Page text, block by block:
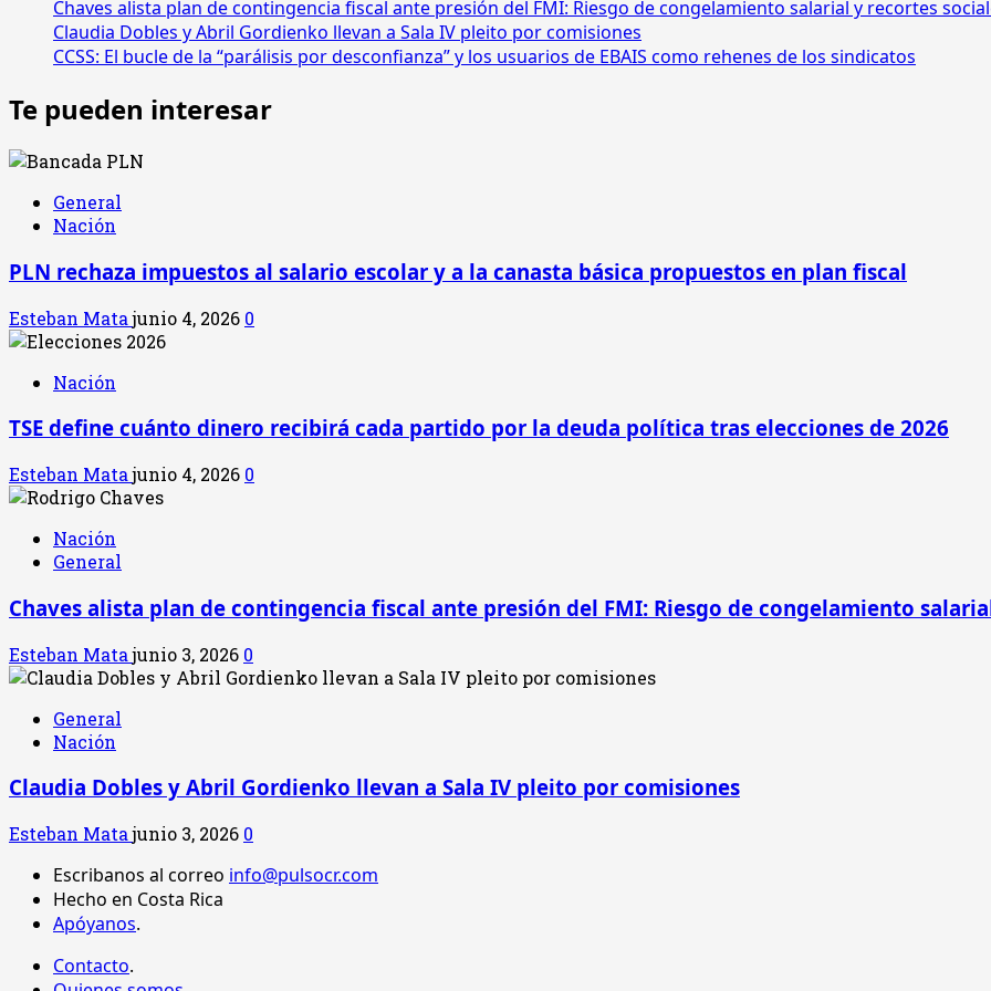
Chaves alista plan de contingencia fiscal ante presión del FMI: Riesgo de congelamiento salarial y recortes
Claudia Dobles y Abril Gordienko llevan a Sala IV pleito por comisiones
CCSS: El bucle de la “parálisis por desconfianza” y los usuarios de EBAIS como rehenes de los sindicatos
Te pueden interesar
General
Nación
PLN rechaza impuestos al salario escolar y a la canasta básica propuestos en plan fiscal
Esteban Matajunio 4, 2026 0
Nación
TSE define cuánto dinero recibirá cada partido por la deuda política tras elecciones de 2026
Esteban Matajunio 4, 2026 0
Nación
General
Chaves alista plan de contingencia fiscal ante presión del FMI: Riesgo de congelamiento
Esteban Matajunio 3, 2026 0
General
Nación
Claudia Dobles y Abril Gordienko llevan a Sala IV pleito por comisiones
Esteban Matajunio 3, 2026 0
Escribanos al correo info@pulsocr.com
Hecho en Costa Rica
Apóyanos.
Contacto.